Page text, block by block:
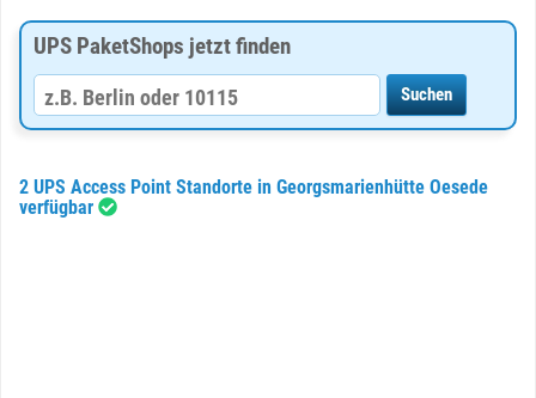
UPS PaketShops jetzt finden
2 UPS Access Point Standorte in Georgsmarienhütte Oesede
verfügbar